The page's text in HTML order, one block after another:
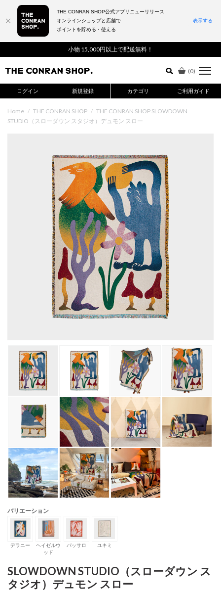
小物 15,000円以上で配送無料！
(0)
ログイン 新規登録 カテゴリ ご利用ガイド
詳細検索はこちら
Home / THE CONRAN SHOP / THE CONRAN SHOP SLOWDOWN
STUDIO（スローダウン スタジオ）デュモン スロー
バリエーション
デラニー
ヘイゼルウ
ッド
パッサロ ユキミ
SLOWDOWN STUDIO（スローダウン ス
タジオ）デュモン スロー
THE CONRAN SHOP公式アプリニューリリース
オンラインショップと店舗で
ポイントを貯める・使える
表示する